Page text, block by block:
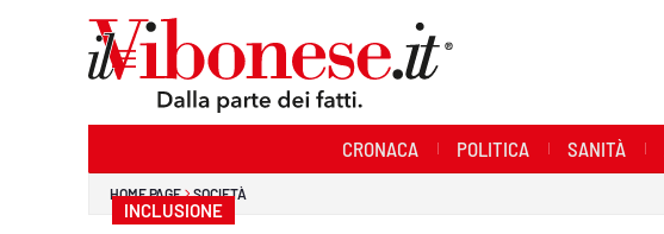
CRONACA POLITICA SANITÀ
HOME PAGE SOCIETÀ
INCLUSIONE